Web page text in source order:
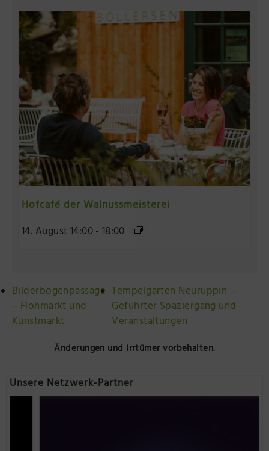
Hofcafé der Walnussmeisterei
14. August 14:00-18:00
Bilderbogenpassage
– Flohmarkt und
Kunstmarkt
Tempelgarten Neuruppin –
Geführter Spaziergang und
Veranstaltungen
Änderungen und Irrtümer vorbehalten.
Unsere Netzwerk-Partner